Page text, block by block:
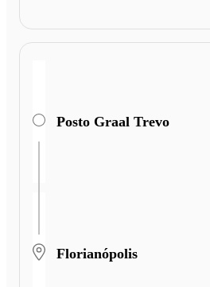
Posto Graal Trevo
Florianópolis